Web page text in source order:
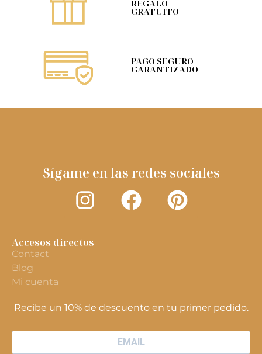
REGALO
GRATUITO
PAGO SEGURO
GARANTIZADO
Sígame en las redes sociales
Accesos directos
Contact
Blog
Mi cuenta
Recibe un 10% de descuento en tu primer pedido.